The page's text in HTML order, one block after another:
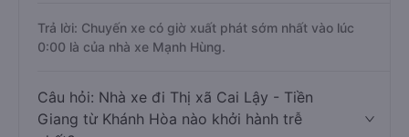
Trả lời: Chuyến xe có giờ xuất phát sớm nhất vào lúc
0:00 là của nhà xe Mạnh Hùng.
Câu hỏi: Nhà xe đi Thị xã Cai Lậy - Tiền
Giang từ Khánh Hòa nào khởi hành trễ